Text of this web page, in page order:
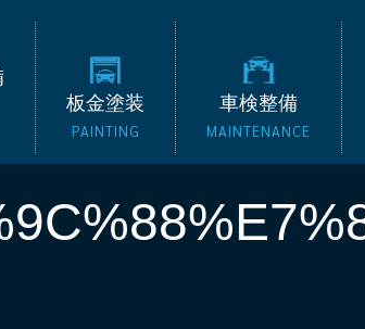
整備工場 タッ
板金塗装
PAINTING
車検整備
MAINTENANCE